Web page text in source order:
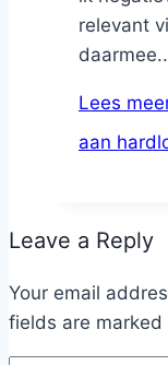
relevant
Lees
aan
Leave a Reply
Your email
fields are marked